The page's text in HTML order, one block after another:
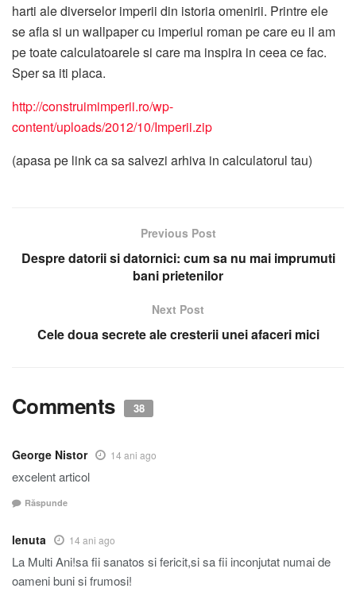
harti ale diverselor imperii din istoria omenirii. Printre ele
se afla si un wallpaper cu imperiul roman pe care eu il am
pe toate calculatoarele si care ma inspira in ceea ce fac.
Sper sa iti placa.
http://construimimperii.ro/wp-
content/uploads/2012/10/Imperii.zip
(apasa pe link ca sa salvezi arhiva in calculatorul tau)
Previous Post
Despre datorii si datornici: cum sa nu mai imprumuti
bani prietenilor
Next Post
Cele doua secrete ale cresterii unei afaceri mici
Comments 38
George Nistor 14 ani ago
excelent articol
Răspunde
lenuta 14 ani ago
La Multi Ani!sa fii sanatos si fericit,si sa fii inconjutat numai de
oameni buni si frumosi!